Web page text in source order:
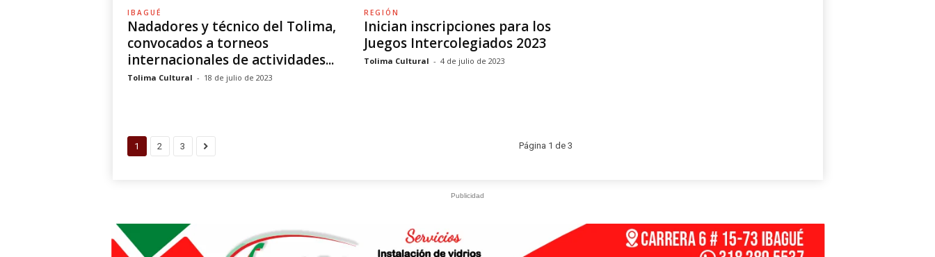
IBAGUÉ
Nadadores y técnico del Tolima,
convocados a torneos
internacionales de actividades...
Tolima Cultural - 18 de julio de 2023
REGIÓN
Inician inscripciones para los
Juegos Intercolegiados 2023
Tolima Cultural - 4 de julio de 2023
1 2 3 Página 1 de 3
Publicidad